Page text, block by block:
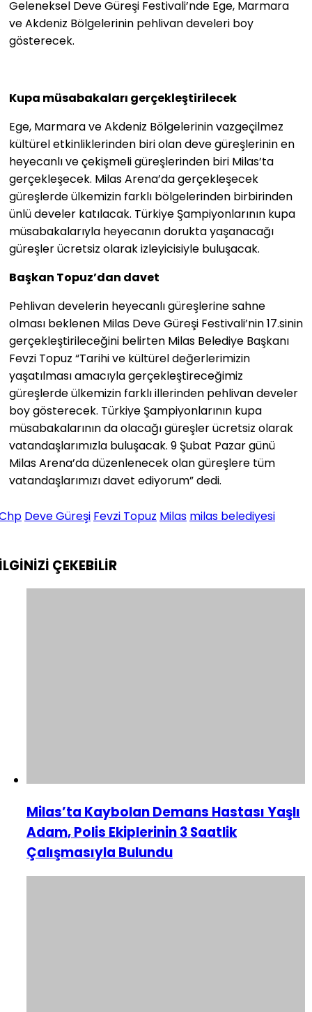
Geleneksel Deve Güreşi Festivali’nde Ege, Marmara
ve Akdeniz Bölgelerinin pehlivan develeri boy
gösterecek.
Kupa müsabakaları gerçekleştirilecek
Ege, Marmara ve Akdeniz Bölgelerinin vazgeçilmez
kültürel etkinliklerinden biri olan deve güreşlerinin en
heyecanlı ve çekişmeli güreşlerinden biri Milas’ta
gerçekleşecek. Milas Arena’da gerçekleşecek
güreşlerde ülkemizin farklı bölgelerinden birbirinden
ünlü develer katılacak. Türkiye Şampiyonlarının kupa
müsabakalarıyla heyecanın dorukta yaşanacağı
güreşler ücretsiz olarak izleyicisiyle buluşacak.
Başkan Topuz’dan davet
Pehlivan develerin heyecanlı güreşlerine sahne
olması beklenen Milas Deve Güreşi Festivali’nin 17.sinin
gerçekleştirileceğini belirten Milas Belediye Başkanı
Fevzi Topuz “Tarihi ve kültürel değerlerimizin
yaşatılması amacıyla gerçekleştireceğimiz
güreşlerde ülkemizin farklı illerinden pehlivan develer
boy gösterecek. Türkiye Şampiyonlarının kupa
müsabakalarının da olacağı güreşler ücretsiz olarak
vatandaşlarımızla buluşacak. 9 Şubat Pazar günü
Milas Arena’da düzenlenecek olan güreşlere tüm
vatandaşlarımızı davet ediyorum” dedi.
Deve Güreşi Fevzi Topuz Milas milas belediyesi
ÇEKEBİLİR
Milas’ta Kaybolan Demans Hastası Yaşlı
Adam, Polis Ekiplerinin 3 Saatlik
Çalışmasıyla Bulundu